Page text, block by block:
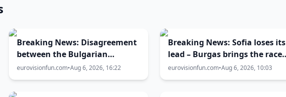
Breaking News: Disagreement
between the Bulgarian
Government, EBU and BNT
over the Eurovision 2027 host
eurovisionfun.com•Aug 6, 2026, 16:22
Breaking News: Sofia loses its
lead – Burgas brings the race
level | Eurovision 2027 hosting
battle now 50-50
eurovisionfun.com•Aug 6, 2026, 10:03